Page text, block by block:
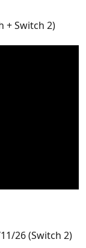
+ Switch 2)
26 (Switch 2)